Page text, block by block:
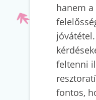
hanem a
feltenni
fontos,